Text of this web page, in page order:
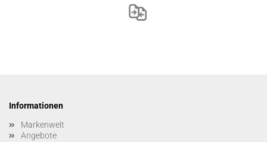
Informationen
Markenwelt
Angebote